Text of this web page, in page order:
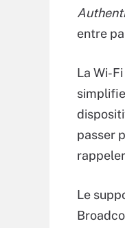
entre
La Wi-
passer
Le